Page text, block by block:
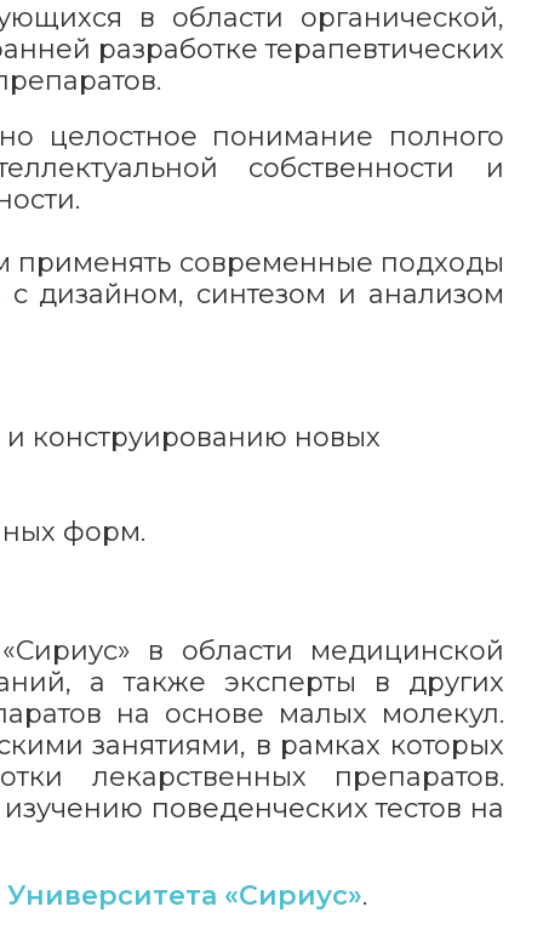
в области органической,
разработке терапевтических
целостное понимание полного
собственности и
применять современные подходы
дизайном, синтезом и анализом
конструированию новых
форм.
в области медицинской
а также эксперты в других
на основе малых молекул.
занятиями, в рамках которых
лекарственных препаратов.
поведенческих тестов на
«Сириус».